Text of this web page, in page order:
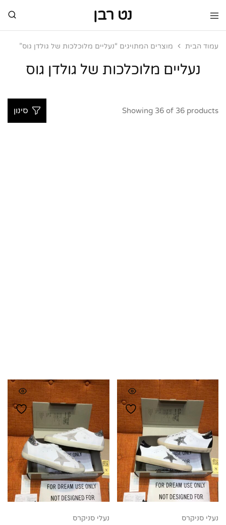
נט רבן
נט
מותגי
מותגי
עמוד הבית מוצרים המתויגים “נעליים מלוכלכות של גולדן גוס”
נעליים מלוכלכות של גולדן גוס
Showing 36 of 36 products
נעלי סניקרס נעלי סניקרס